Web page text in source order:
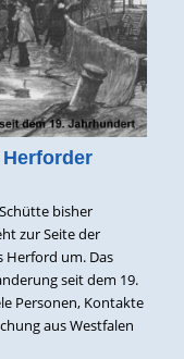
bisher
zur Seite der
Herford um. Das
seit dem 19.
Personen, Kontakte
aus Westfalen